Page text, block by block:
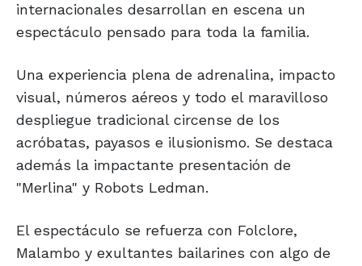
internacionales desarrollan en escena un
espectáculo pensado para toda la familia.
Una experiencia plena de adrenalina, impacto
visual, números aéreos y todo el maravilloso
despliegue tradicional circense de los
acróbatas, payasos e ilusionismo. Se destaca
además la impactante presentación de
"Merlina" y Robots Ledman.
El espectáculo se refuerza con Folclore,
Malambo y exultantes bailarines con algo de